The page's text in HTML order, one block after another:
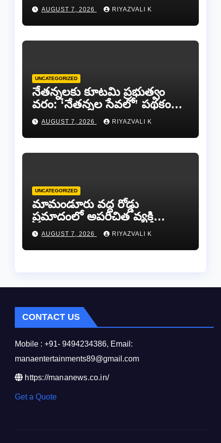
జట్లు సిద్ధం!.
AUGUST 7, 2026 RIYAZVALI K
UNCATEGORIZED
​నేతన్నలకు కూటమి ప్రభుత్వం
వరం: ‘నేతన్నల సేవలో’ పథకం
ద్వారా ఏటా ₹25,000 ఆర్థిక
సాయం!
AUGUST 7, 2026 RIYAZVALI K
UNCATEGORIZED
​మామండూరు వద్ద రోడ్డు
ప్రమాదంలో అపరిచిత వ్యక్తి
మృతి…సమాచారం తెలిస్తే
రేణిగుంట పోలీసులను
సంప్రదించండి.
AUGUST 7, 2026 RIYAZVALI K
CONTACT US
Mobile : +91- 9494234386, Email:
manaentertainments89@gmail.com
https://mananews.co.in/
Get a Quote